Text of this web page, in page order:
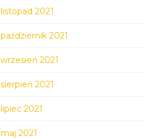
listopad 2021
październik 2021
wrzesień 2021
sierpień 2021
lipiec 2021
maj 2021